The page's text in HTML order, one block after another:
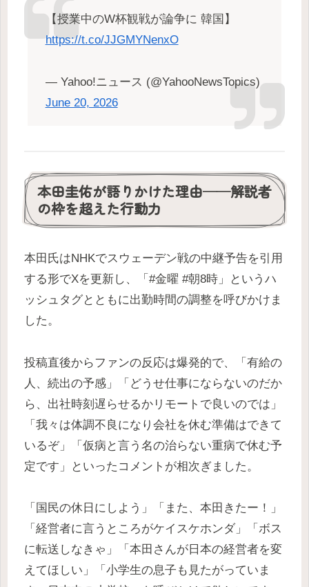
【授業中のW杯観戦が論争に 韓国】
https://t.co/JJGMYNenxO
— Yahoo!ニュース (@YahooNewsTopics)
June 20, 2026
本田圭佑が語りかけた理由──解説者
の枠を超えた行動力
本田氏はNHKでスウェーデン戦の中継予告を引用
する形でXを更新し、「#金曜 #朝8時」というハ
ッシュタグとともに出勤時間の調整を呼びかけま
した。
投稿直後からファンの反応は爆発的で、「有給の
人、続出の予感」「どうせ仕事にならないのだか
ら、出社時刻遅らせるかリモートで良いのでは」
「我々は体調不良になり会社を休む準備はできて
いるぞ」「仮病と言う名の治らない重病で休む予
定です」といったコメントが相次ぎました。
「国民の休日にしよう」「また、本田きたー！」
「経営者に言うところがケイスケホンダ」「ボス
に転送しなきゃ」「本田さんが日本の経営者を変
えてほしい」「小学生の息子も見たがっていま